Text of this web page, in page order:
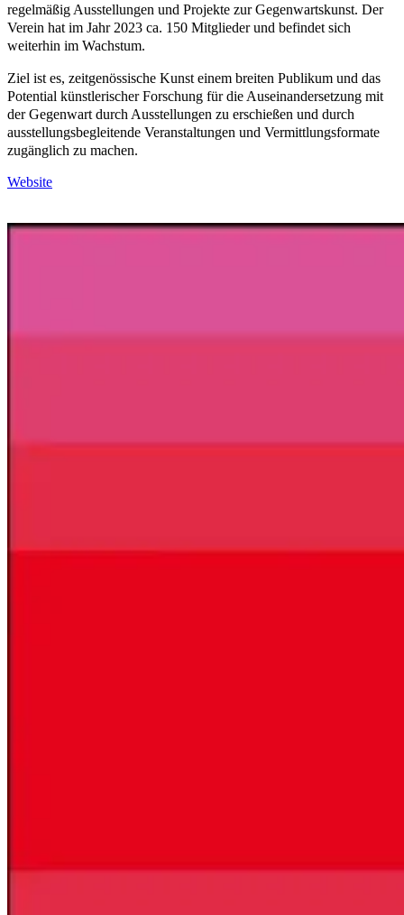
regelmäßig Ausstellungen und Projekte zur Gegenwartskunst. Der
Verein hat im Jahr 2023 ca. 150 Mitglieder und befindet sich
weiterhin im Wachstum.
Ziel ist es, zeitgenössische Kunst einem breiten Publikum und das
Potential künstlerischer Forschung für die Auseinandersetzung mit
der Gegenwart durch Ausstellungen zu erschießen und durch
ausstellungsbegleitende Veranstaltungen und Vermittlungsformate
zugänglich zu machen.
Website